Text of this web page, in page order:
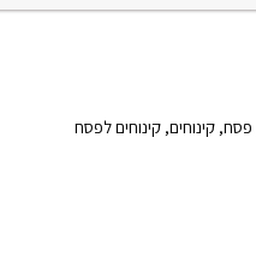
פסח, קינוחים, קינוחים לפסח